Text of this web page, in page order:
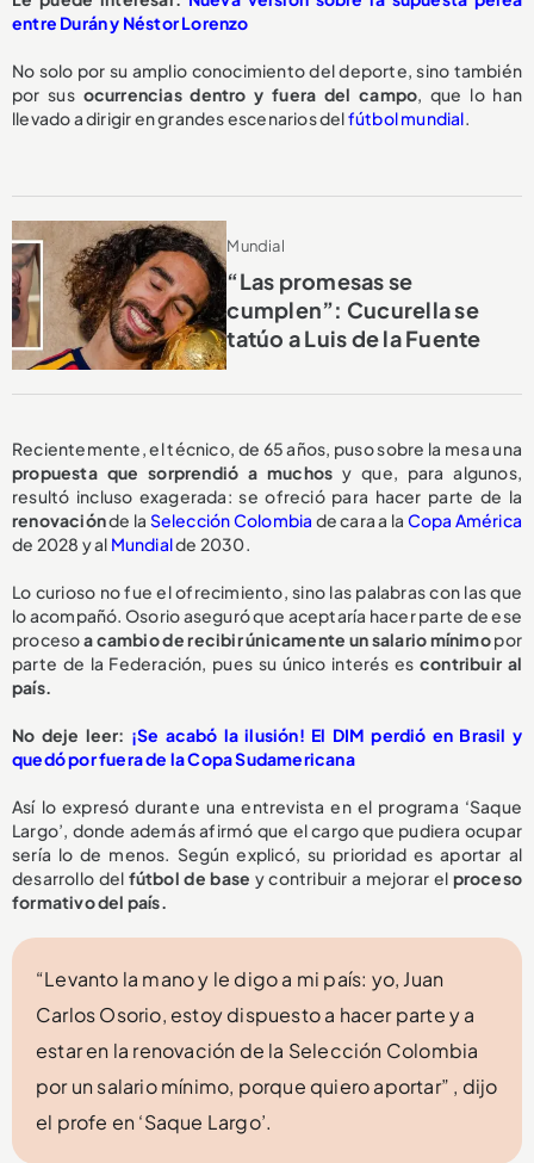
entre Durán y Néstor Lorenzo
No solo por su amplio conocimiento del deporte, sino también
por sus ocurrencias dentro y fuera del campo, que lo han
llevado a dirigir en grandes escenarios delfútbol mundial.
Mundial
“Las promesas se
cumplen”: Cucurella se
tatúo a Luis de la Fuente
Recientemente, el técnico, de 65 años, puso sobre la mesa una
propuesta que sorprendió a muchosy que, para algunos,
resultó incluso exagerada: se ofreció para hacer parte de la
renovaciónde la Selección Colombia de cara a la Copa América
de 2028 y al Mundialde 2030.
Lo curioso no fue el ofrecimiento, sino las palabras con las que
lo acompañó. Osorio aseguró que aceptaría hacer parte de ese
procesoa cambio de recibirúnicamente un salario mínimopor
parte de la Federación, pues su único interés escontribuir al
país.
No deje leer: ¡Se acabó la ilusión! El DIM perdió en Brasil y
quedó por fuera de la Copa Sudamericana
Así lo expresó durante una entrevista en el programa ‘Saque
Largo’, donde además afirmó que el cargo que pudiera ocupar
sería lo de menos. Según explicó, su prioridad es aportar al
desarrollo del fútbol de base y contribuir a mejorar el proceso
formativo del país.
“Levanto la mano y le digo a mi país: yo, Juan
Carlos Osorio, estoy dispuesto a hacer parte y a
estar en la renovación de la Selección Colombia
por un salario mínimo, porque quiero aportar” , dijo
el profe en ‘Saque Largo’.